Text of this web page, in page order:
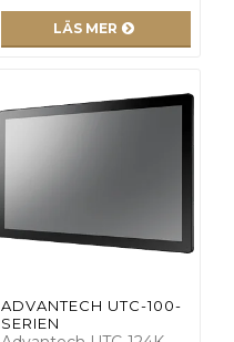
LÄS MER
ADVANTECH UTC-100-
SERIEN